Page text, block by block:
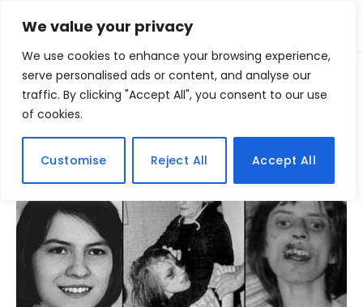
We value your privacy
We use cookies to enhance your browsing experience,
serve personalised ads or content, and analyse our
traffic. By clicking "Accept All", you consent to our use
of cookies.
Customise Reject All Accept All
Home » Posts Tagged "exorcismo"
BROWSING: